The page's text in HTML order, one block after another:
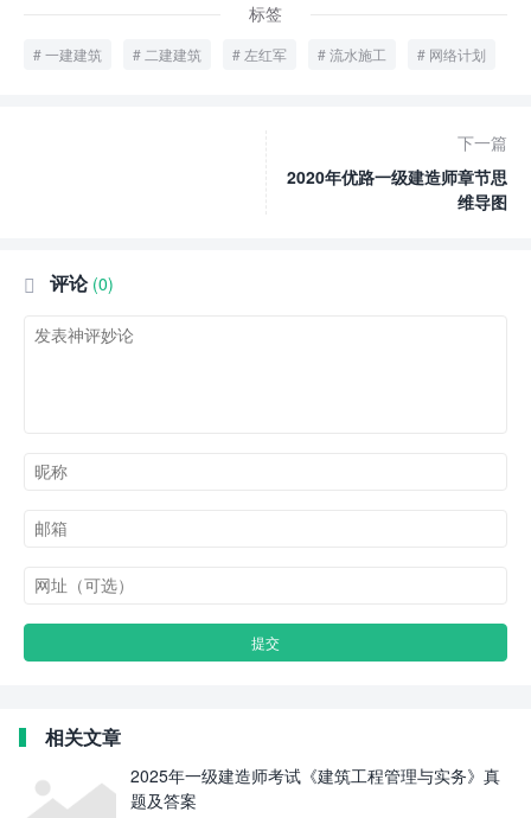
标签
一建建筑 二建建筑 左红军 流水施工 网络计划
下一篇
2020年优路一级建造师章节思
维导图
 评论 (0)
相关文章
2025年一级建造师考试《建筑工程管理与实务》真
题及答案